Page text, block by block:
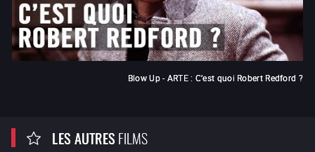
Blow Up - ARTE : C’est quoi Robert Redford ?
LES AUTRESFILMS